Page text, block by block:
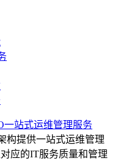
一站式运维管理服务
构提供一站式运维管理
应的IT服务质量和管理